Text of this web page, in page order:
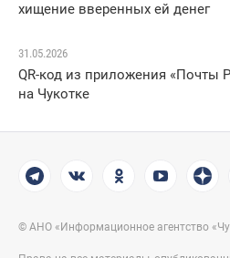
хищение вверенных ей денег
31.05.2026
QR-код из приложения «Почты
на Чукотке
© АНО «Информационное агентство